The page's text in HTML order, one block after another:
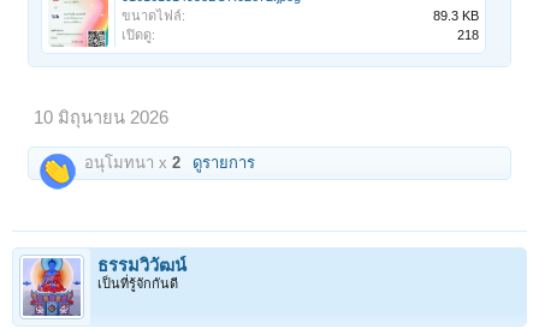
ขนาดไฟล์:
89.3 KB
เปิดดู:
218
10 มิถุนายน 2026
อนุโมทนา x2 ดูรายการ
ธรรมวิวัฒน์
เป็นที่รู้จักกันดี